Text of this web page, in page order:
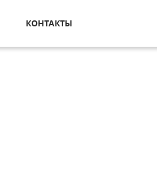
КОНТАКТЫ